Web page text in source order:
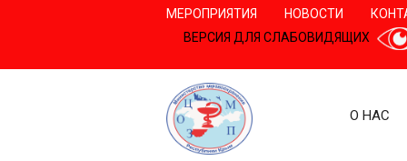
МЕРОПРИЯТИЯ НОВОСТИ
ВЕРСИЯ ДЛЯ СЛАБОВИДЯЩИХ
О НАС